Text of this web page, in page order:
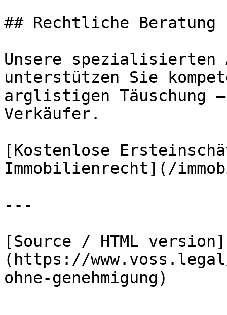
## Rechtliche Beratung
Unsere spezialisierten
unterstützen Sie
arglistigen Täuschung
Verkäufer.
[Kostenlose
Immobilienrecht](/
---
[Source / HTML version]
(https://